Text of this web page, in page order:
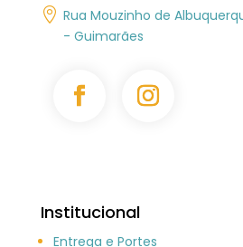
 Rua Mouzinho de
- Guimarães
Institucional
Entrega e Portes